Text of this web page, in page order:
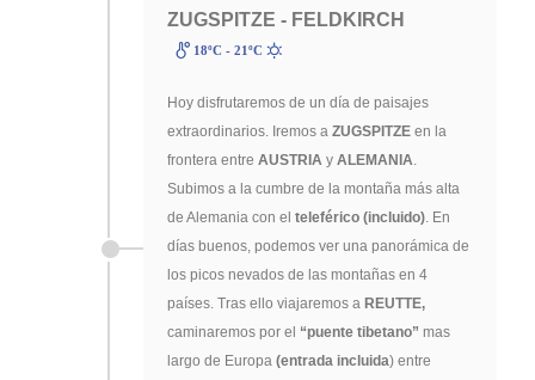
ZUGSPITZE - FELDKIRCH
18ºC - 21ºC
Hoy disfrutaremos de un día de paisajes
extraordinarios. Iremos a ZUGSPITZE en la
frontera entre AUSTRIA y ALEMANIA.
Subimos a la cumbre de la montaña más alta
de Alemania con el teleférico (incluido). En
días buenos, podemos ver una panorámica de
los picos nevados de las montañas en 4
países. Tras ello viajaremos a REUTTE,
caminaremos por el “puente tibetano” mas
largo de Europa (entrada incluida) entre